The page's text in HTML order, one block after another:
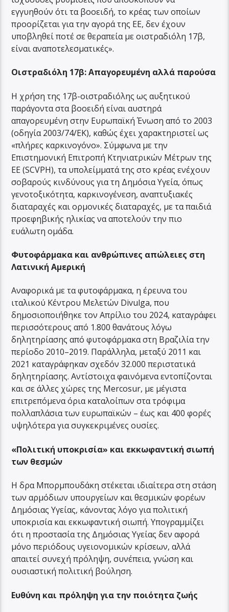
εγγυηθούν ότι τα βοοειδή, το κρέας των οποίων
προορίζεται για την αγορά της ΕΕ, δεν έχουν
υποβληθεί ποτέ σε θεραπεία με οιστραδιόλη 17β,
είναι αναποτελεσματικές».
Οιστραδιόλη 17β: Απαγορευμένη αλλά παρούσα
Η χρήση της 17β-οιστραδιόλης ως αυξητικού
παράγοντα στα βοοειδή είναι αυστηρά
απαγορευμένη στην Ευρωπαϊκή Ένωση από το 2003
(οδηγία 2003/74/ΕΚ), καθώς έχει χαρακτηριστεί ως
«πλήρες καρκινογόνο». Σύμφωνα με την
Επιστημονική Επιτροπή Κτηνιατρικών Μέτρων της
ΕΕ (SCVPH), τα υπολείμματά της στο κρέας ενέχουν
σοβαρούς κινδύνους για τη Δημόσια Υγεία, όπως
γενοτοξικότητα, καρκινογένεση, αναπτυξιακές
διαταραχές και ορμονικές διαταραχές, με τα παιδιά
προεφηβικής ηλικίας να αποτελούν την πιο
ευάλωτη ομάδα.
Φυτοφάρμακα και ανθρώπινες απώλειες στη
Λατινική Αμερική
Αναφορικά με τα φυτοφάρμακα, η έρευνα του
ιταλικού Κέντρου Μελετών Divulga, που
δημοσιοποιήθηκε τον Απρίλιο του 2024, καταγράφει
περισσότερους από 1.800 θανάτους λόγω
δηλητηρίασης από φυτοφάρμακα στη Βραζιλία την
περίοδο 2010–2019. Παράλληλα, μεταξύ 2011 και
2021 καταγράφηκαν σχεδόν 32.000 περιστατικά
δηλητηρίασης. Αντίστοιχα φαινόμενα εντοπίζονται
και σε άλλες χώρες της Mercosur, με μέγιστα
επιτρεπόμενα όρια καταλοίπων στα τρόφιμα
πολλαπλάσια των ευρωπαϊκών – έως και 400 φορές
υψηλότερα για συγκεκριμένες ουσίες.
«Πολιτική υποκρισία» και εκκωφαντική σιωπή
των θεσμών
Η δρα Μπορμπουδάκη στέκεται ιδιαίτερα στη στάση
των αρμόδιων υπουργείων και θεσμικών φορέων
Δημόσιας Υγείας, κάνοντας λόγο για πολιτική
υποκρισία και εκκωφαντική σιωπή. Υπογραμμίζει
ότι η προστασία της Δημόσιας Υγείας δεν αφορά
μόνο περιόδους υγειονομικών κρίσεων, αλλά
απαιτεί συνεχή πρόληψη, συνέπεια, γνώση και
ουσιαστική πολιτική βούληση.
Ευθύνη και πρόληψη για την ποιότητα ζωής